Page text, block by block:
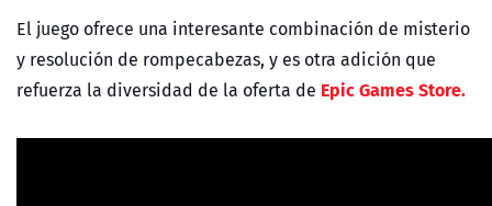
El juego ofrece una interesante combinación de misterio
y resolución de rompecabezas, y es otra adición que
refuerza la diversidad de la oferta de Epic Games Store.